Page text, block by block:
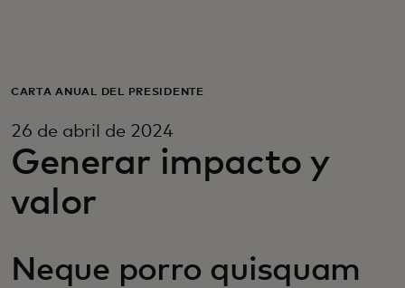
Para empresas
Para el mundo
Para innovadores
Noticias y tendencias
CARTA ANUAL DEL PRESIDENTE
26 de abril de 2024
Generar impacto y
valor
Neque porro quisquam